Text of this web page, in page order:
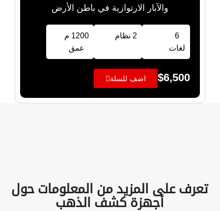
والآبار الارتوازية في باطن الأرض
6
لغات
2 نظام
1200 م
عمق
$6,500 اضف للسلة
تعرف على المزيد من المعلومات حول
أجهزة كشف الذهب